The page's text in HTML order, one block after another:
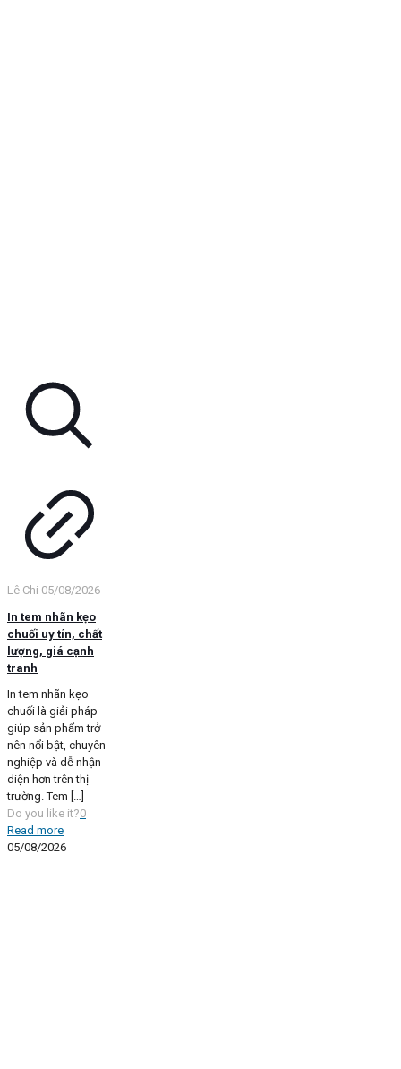
Lê Chi 05/08/2026
In tem nhãn kẹo
chuối uy tín, chất
lượng, giá cạnh
tranh
In tem nhãn kẹo
chuối là giải pháp
giúp sản phẩm trở
nên nổi bật, chuyên
nghiệp và dễ nhận
diện hơn trên thị
trường. Tem […]
Do you like it?0
Read more
05/08/2026